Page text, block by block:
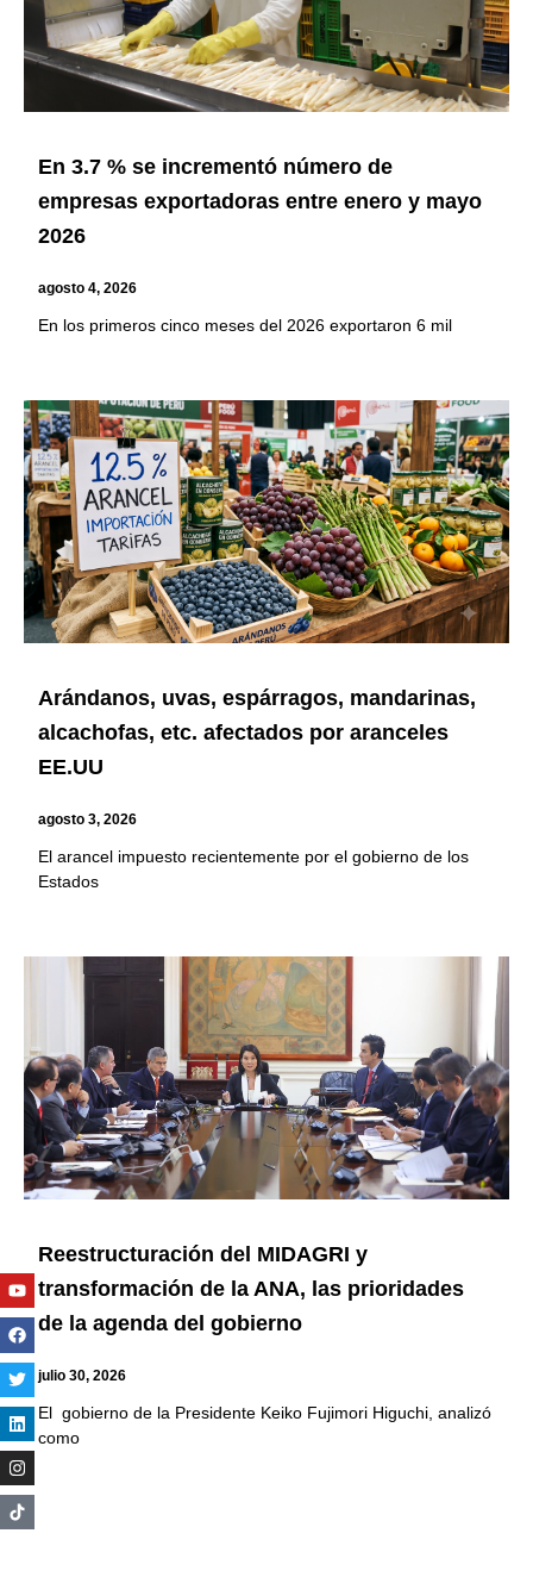
En 3.7 % se incrementó número de
empresas exportadoras entre enero y mayo
2026
agosto 4, 2026
En los primeros cinco meses del 2026 exportaron 6 mil
Arándanos, uvas, espárragos, mandarinas,
alcachofas, etc. afectados por aranceles
EE.UU
agosto 3, 2026
El arancel impuesto recientemente por el gobierno de los
Estados
Reestructuración del MIDAGRI y
transformación de la ANA, las prioridades
de la agenda del gobierno
julio 30, 2026
El gobierno de la Presidente Keiko Fujimori Higuchi, analizó
como
Youtube
Facebook
Twitter
Linkedin
Instagram